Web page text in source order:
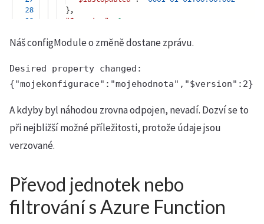
Náš configModule o změně dostane zprávu.
Desired property changed:
{"mojekonfigurace":"mojehodnota","$version":2}
A kdyby byl náhodou zrovna odpojen, nevadí. Dozví se to
při nejbližší možné příležitosti, protože údaje jsou
verzované.
Převod jednotek nebo
filtrování s Azure Function